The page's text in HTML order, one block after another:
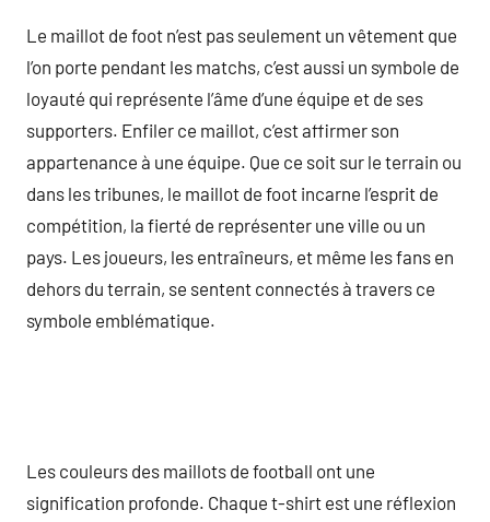
Le maillot de foot n’est pas seulement un vêtement que
l’on porte pendant les matchs, c’est aussi un symbole de
loyauté qui représente l’âme d’une équipe et de ses
supporters. Enfiler ce maillot, c’est affirmer son
appartenance à une équipe. Que ce soit sur le terrain ou
dans les tribunes, le maillot de foot incarne l’esprit de
compétition, la fierté de représenter une ville ou un
pays. Les joueurs, les entraîneurs, et même les fans en
dehors du terrain, se sentent connectés à travers ce
symbole emblématique.
Les couleurs des maillots de football ont une
signification profonde. Chaque t-shirt est une réflexion